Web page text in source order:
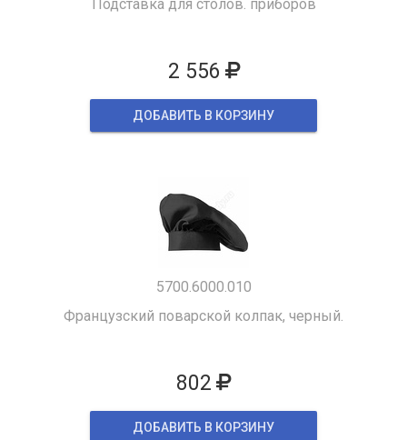
Подставка для столов. приборов
2 556
ДОБАВИТЬ В КОРЗИНУ
5700.6000.010
Французский поварской колпак, черный.
802
ДОБАВИТЬ В КОРЗИНУ